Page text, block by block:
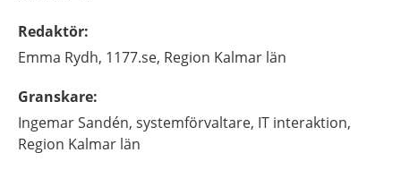
Redaktör:
Emma Rydh, 1177.se, Region Kalmar län
Granskare:
IngemarSandén, systemförvaltare, IT interaktion,
Region Kalmar län